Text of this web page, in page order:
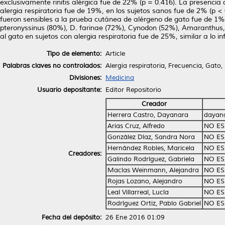
exclusivamente rinitis alérgica fue de 22% (p = 0.416). La
alergia respiratoria fue de 19%, en los sujetos sanos fue de 2% (p
fueron sensibles a la prueba cutánea de alérgeno de gato fue de
pteronyssinus (80%), D. farinae (72%), Cynodon (52%),
al gato en sujetos con alergia respiratoria fue de 25%, similar a lo
Tipo de elemento: Article
Palabras claves no controlados: Alergia respiratoria, Frecuencia, Gato,
Divisiones: Medicina
Usuario depositante: Editor Repositorio
Creadores:
Creador
Herrera Castro, Dayanara
Arias Cruz, Alfredo
NO
González Díaz, Sandra Nora
NO
Hernández Robles, Maricela
NO
Galindo Rodríguez, Gabriela
NO
Macías Weinmann, Alejandra
NO
Rojas Lozano, Alejandro
NO
Leal Villarreal, Lucía
NO
Rodríguez Ortiz, Pablo Gabriel NO
Fecha del depósito: 26 Ene 2016 01:09